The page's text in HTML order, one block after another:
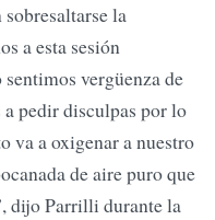
la
a esta sesión
vergüenza de
pedir disculpas por lo
va a oxigenar a nuestro
de aire puro que
dijo Parrilli durante la